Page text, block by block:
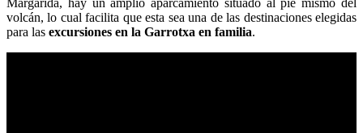
Margarida, hay un amplio aparcamiento situado al pie mismo del
volcán, lo cual facilita que esta sea una de las destinaciones elegidas
para las excursiones en la Garrotxa en familia.